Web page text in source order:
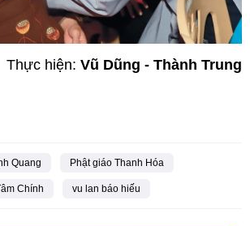
Thực hiện: Vũ Dũng - Thành Trung
Quang Phật giáo Thanh Hóa
Chính vu lan báo hiếu